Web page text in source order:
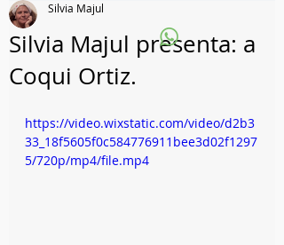
Silvia Majul presenta: a
Coqui Ortiz.
Silvia Majul
https://video.wixstatic.com/video/d2b3
33_18f5605f0c584776911bee3d02f1297
5/720p/mp4/file.mp4